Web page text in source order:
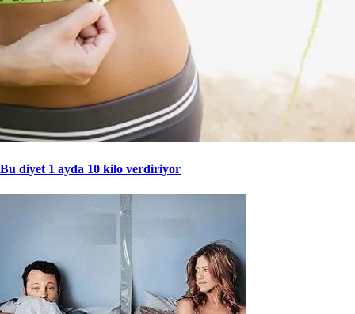
Bu diyet 1 ayda 10 kilo verdiriyor